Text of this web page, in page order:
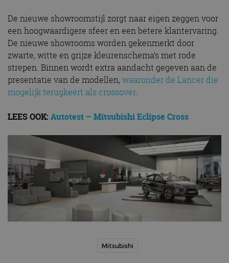
De nieuwe showroomstijl zorgt naar eigen zeggen voor
een hoogwaardigere sfeer en een betere klantervaring.
De nieuwe showrooms worden gekenmerkt door
zwarte, witte en grijze kleurenschema’s met rode
strepen. Binnen wordt extra aandacht gegeven aan de
presentatie van de modellen, waaronder de Lancer die
mogelijk terugkeert als crossover.
LEES OOK: Autotest – Mitsubishi Eclipse Cross
Mitsubishi